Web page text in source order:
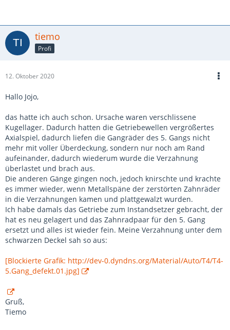
tiemo
Profi
12. Oktober 2020
Hallo Jojo,
das hatte ich auch schon. Ursache waren verschlissene
Kugellager. Dadurch hatten die Getriebewellen vergrößertes
Axialspiel, dadurch liefen die Gangräder des 5. Gangs nicht
mehr mit voller Überdeckung, sondern nur noch am Rand
aufeinander, dadurch wiederum wurde die Verzahnung
überlastet und brach aus.
Die anderen Gänge gingen noch, jedoch knirschte und krachte
es immer wieder, wenn Metallspäne der zerstörten Zahnräder
in die Verzahnungen kamen und plattgewalzt wurden.
Ich habe damals das Getriebe zum Instandsetzer gebracht, der
hat es neu gelagert und das Zahnradpaar für den 5. Gang
ersetzt und alles ist wieder fein. Meine Verzahnung unter dem
schwarzen Deckel sah so aus:
[Blockierte Grafik: http://dev-0.dyndns.org/Material/Auto/T4/T4-
5.Gang_defekt.01.jpg]
Gruß,
Tiemo